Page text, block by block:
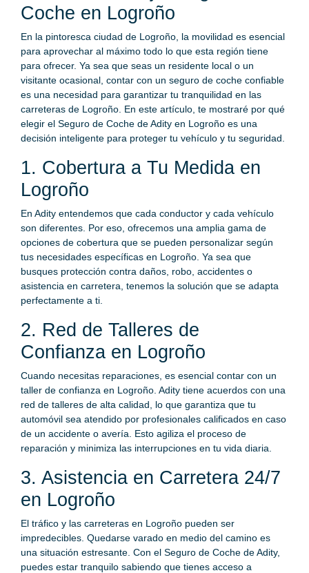
Coche en Logroño
En la pintoresca ciudad de Logroño, la movilidad es esencial
para aprovechar al máximo todo lo que esta región tiene
para ofrecer. Ya sea que seas un residente local o un
visitante ocasional, contar con un seguro de coche confiable
es una necesidad para garantizar tu tranquilidad en las
carreteras de Logroño. En este artículo, te mostraré por qué
elegir el Seguro de Coche de Adity en Logroño es una
decisión inteligente para proteger tu vehículo y tu seguridad.
1. Cobertura a Tu Medida en
Logroño
En Adity entendemos que cada conductor y cada vehículo
son diferentes. Por eso, ofrecemos una amplia gama de
opciones de cobertura que se pueden personalizar según
tus necesidades específicas en Logroño. Ya sea que
busques protección contra daños, robo, accidentes o
asistencia en carretera, tenemos la solución que se adapta
perfectamente a ti.
2. Red de Talleres de
Confianza en Logroño
Cuando necesitas reparaciones, es esencial contar con un
taller de confianza en Logroño. Adity tiene acuerdos con una
red de talleres de alta calidad, lo que garantiza que tu
automóvil sea atendido por profesionales calificados en caso
de un accidente o avería. Esto agiliza el proceso de
reparación y minimiza las interrupciones en tu vida diaria.
3. Asistencia en Carretera 24/7
en Logroño
El tráfico y las carreteras en Logroño pueden ser
impredecibles. Quedarse varado en medio del camino es
una situación estresante. Con el Seguro de Coche de Adity,
puedes estar tranquilo sabiendo que tienes acceso a